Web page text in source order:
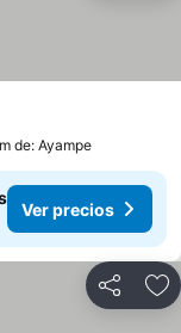
de: Ayampe
Ver precios
Compartir